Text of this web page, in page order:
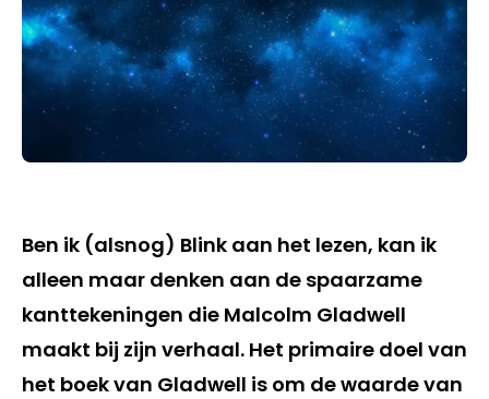
Ben ik (alsnog) Blink aan het lezen, kan ik
alleen maar denken aan de spaarzame
kanttekeningen die Malcolm Gladwell
maakt bij zijn verhaal. Het primaire doel van
het boek van Gladwell is om de waarde van